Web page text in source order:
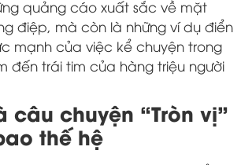
quảng cáo xuất sắc về mặt
điệp, mà còn là những ví dụ điển
mạnh của việc kể chuyện trong
đến trái tim của hàng triệu người
câu chuyện “Tròn vị”
thế hệ